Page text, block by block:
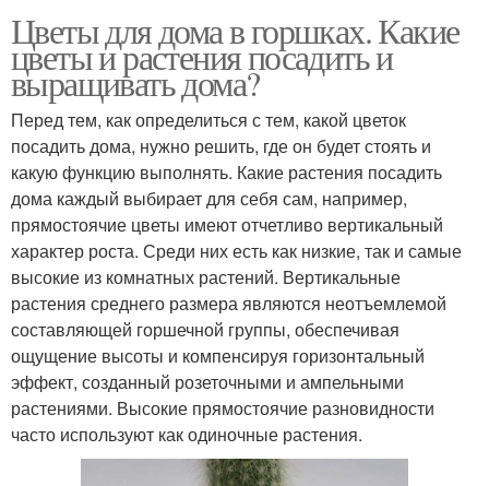
Цветы для дома в горшках. Какие
цветы и растения посадить и
выращивать дома?
Перед тем, как определиться с тем, какой цветок
посадить дома, нужно решить, где он будет стоять и
какую функцию выполнять. Какие растения посадить
дома каждый выбирает для себя сам, например,
прямостоячие цветы имеют отчетливо вертикальный
характер роста. Среди них есть как низкие, так и самые
высокие из комнатных растений. Вертикальные
растения среднего размера являются неотъемлемой
составляющей горшечной группы, обеспечивая
ощущение высоты и компенсируя горизонтальный
эффект, созданный розеточными и ампельными
растениями. Высокие прямостоячие разновидности
часто используют как одиночные растения.